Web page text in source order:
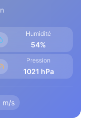
Humidité
54%
Pression
1021 hPa
m/s